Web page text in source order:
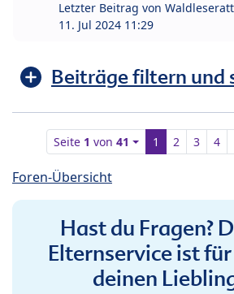
Letzter Beitrag von
11. Jul 2024 11:29
Beiträge filtern und
Seite 1 von41 1 2 3 4
Foren-Übersicht
Hast du Fragen?
Elternservice ist
deinen